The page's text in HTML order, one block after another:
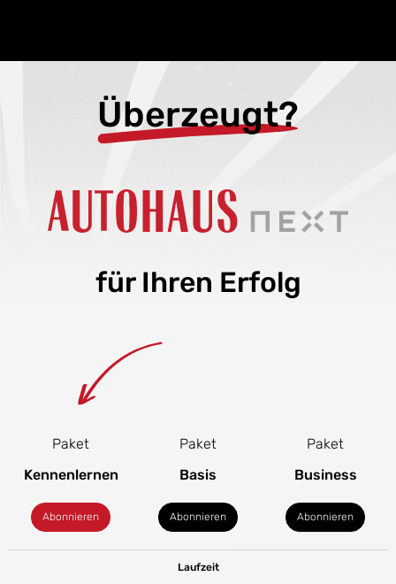
Überzeugt?
für Ihren Erfolg
Paket
Kennenlernen
Abonnieren
Paket
Basis
Abonnieren
Paket
Business
Abonnieren
Laufzeit